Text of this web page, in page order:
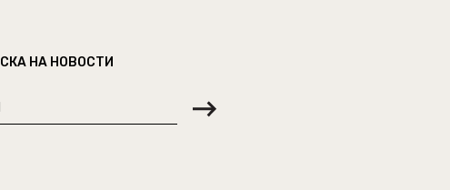
НА НОВОСТИ